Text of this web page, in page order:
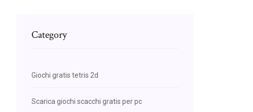
Category
Giochi gratis tetris 2d
Scarica giochi scacchi gratis per pc